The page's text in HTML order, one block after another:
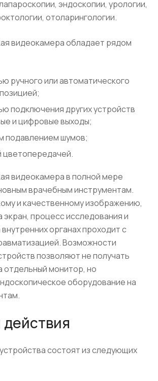
эндоскопии, урологии,
отоларингологии.
видеокамера обладает рядом
ручного или автоматического
подключения других устройств
и цифровые выходы;
подавлением шумов;
цветопередачей.
видеокамера в полной мере
врачебным инструментам.
и качественному изображению,
процесс исследования и
органах проходит с
Возможности
позволяют не получать
отдельный монитор, но
оборудование на
состоят из следующих